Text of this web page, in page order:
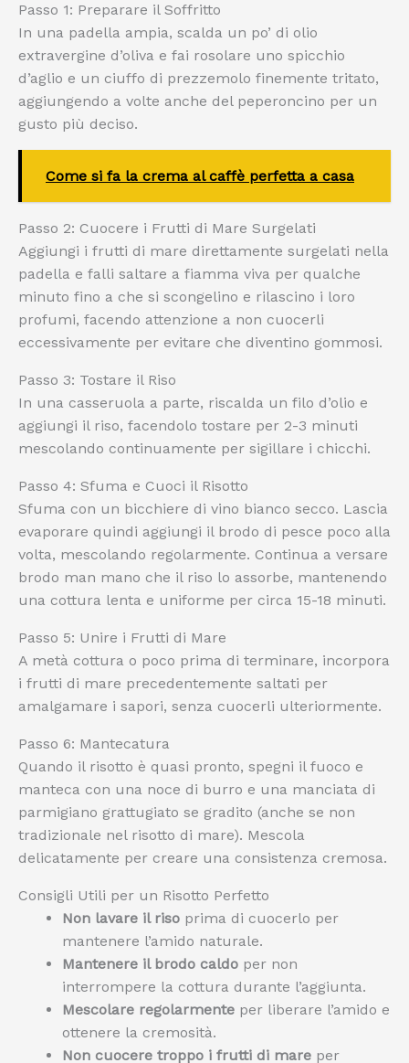
Passo 1: Preparare il Soffritto
In una padella ampia, scalda un po’ di olio
extravergine d’oliva e fai rosolare uno spicchio
d’aglio e un ciuffo di prezzemolo finemente tritato,
aggiungendo a volte anche del peperoncino per un
gusto più deciso.
Come si fa la crema al caffè perfetta a casa
Passo 2: Cuocere i Frutti di Mare Surgelati
Aggiungi i frutti di mare direttamente surgelati nella
padella e falli saltare a fiamma viva per qualche
minuto fino a che si scongelino e rilascino i loro
profumi, facendo attenzione a non cuocerli
eccessivamente per evitare che diventino gommosi.
Passo 3: Tostare il Riso
In una casseruola a parte, riscalda un filo d’olio e
aggiungi il riso, facendolo tostare per 2-3 minuti
mescolando continuamente per sigillare i chicchi.
Passo 4: Sfuma e Cuoci il Risotto
Sfuma con un bicchiere di vino bianco secco. Lascia
evaporare quindi aggiungi il brodo di pesce poco alla
volta, mescolando regolarmente. Continua a versare
brodo man mano che il riso lo assorbe, mantenendo
una cottura lenta e uniforme per circa 15-18 minuti.
Passo 5: Unire i Frutti di Mare
A metà cottura o poco prima di terminare, incorpora
i frutti di mare precedentemente saltati per
amalgamare i sapori, senza cuocerli ulteriormente.
Passo 6: Mantecatura
Quando il risotto è quasi pronto, spegni il fuoco e
manteca con una noce di burro e una manciata di
parmigiano grattugiato se gradito (anche se non
tradizionale nel risotto di mare). Mescola
delicatamente per creare una consistenza cremosa.
Consigli Utili per un Risotto Perfetto
Non lavare il riso prima di cuocerlo per
mantenere l’amido naturale.
Mantenere il brodo caldo per non
interrompere la cottura durante l’aggiunta.
Mescolare regolarmente per liberare l’amido e
ottenere la cremosità.
Non cuocere troppo i frutti di mare per